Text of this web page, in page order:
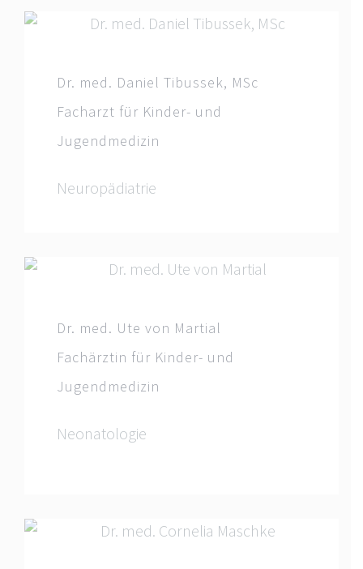
Dr. med. Daniel Tibussek, MSc
Facharzt für Kinder- und
Jugendmedizin
Neuropädiatrie
Dr. med. Ute von Martial
Fachärztin für Kinder- und
Jugendmedizin
Neonatologie